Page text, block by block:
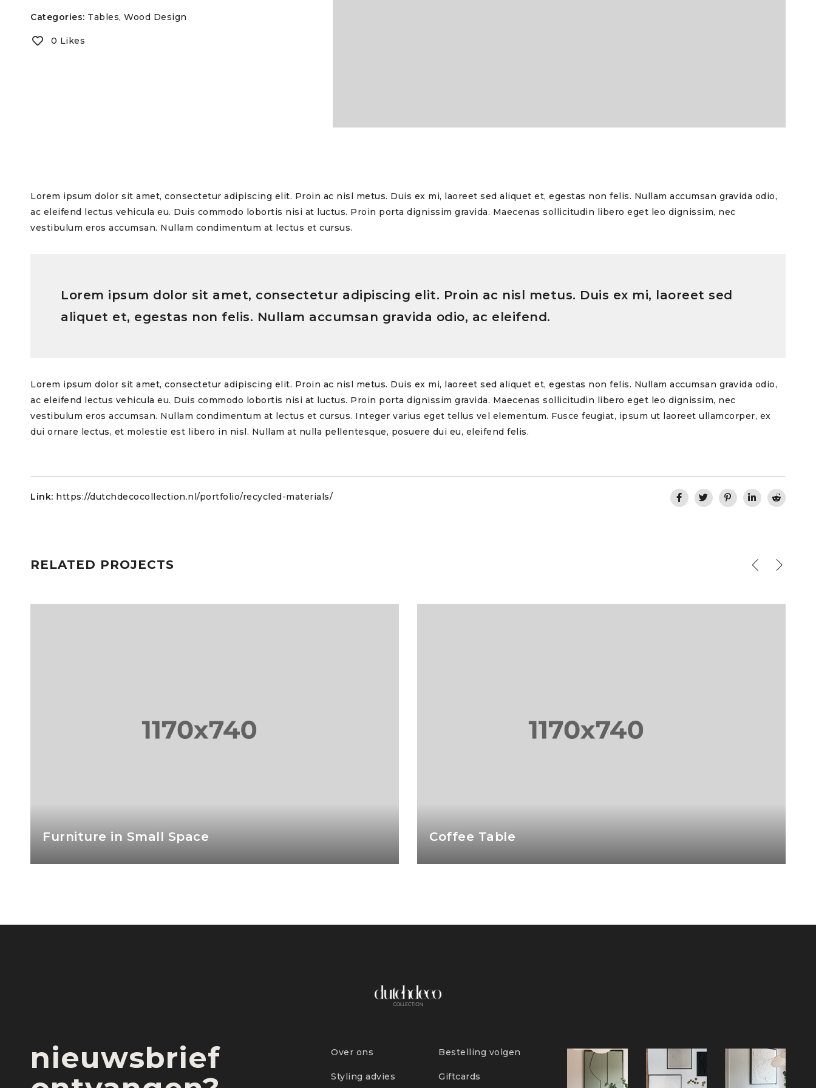
Categories: Tables, Wood Design
0 Likes
Lorem ipsum dolor sit amet, consectetur adipiscing elit. Proin ac nisl metus. Duis ex mi, laoreet sed aliquet et, egestas non felis. Nullam accumsan gravida odio,
ac eleifend lectus vehicula eu. Duis commodo lobortis nisi at luctus. Proin porta dignissim gravida. Maecenas sollicitudin libero eget leo dignissim, nec
vestibulum eros accumsan. Nullam condimentum at lectus et cursus.
Lorem ipsum dolor sit amet, consectetur adipiscing elit. Proin ac nisl metus. Duis ex mi, laoreet sed
aliquet et, egestas non felis. Nullam accumsan gravida odio, ac eleifend.
Lorem ipsum dolor sit amet, consectetur adipiscing elit. Proin ac nisl metus. Duis ex mi, laoreet sed aliquet et, egestas non felis. Nullam accumsan gravida odio,
ac eleifend lectus vehicula eu. Duis commodo lobortis nisi at luctus. Proin porta dignissim gravida. Maecenas sollicitudin libero eget leo dignissim, nec
vestibulum eros accumsan. Nullam condimentum at lectus et cursus. Integer varius eget tellus vel elementum. Fusce feugiat, ipsum ut laoreet ullamcorper, ex
dui ornare lectus, et molestie est libero in nisl. Nullam at nulla pellentesque, posuere dui eu, eleifend felis.
Link: https://dutchdecocollection.nl/portfolio/recycled-materials/
RELATED PROJECTS
Coffee Table Professional
nieuwsbrief
Over ons
Styling advies
Bestelling volgen
Giftcards